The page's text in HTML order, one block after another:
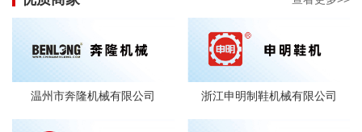
温州市奔隆机械有限公司 浙江申明制鞋机械有限公司